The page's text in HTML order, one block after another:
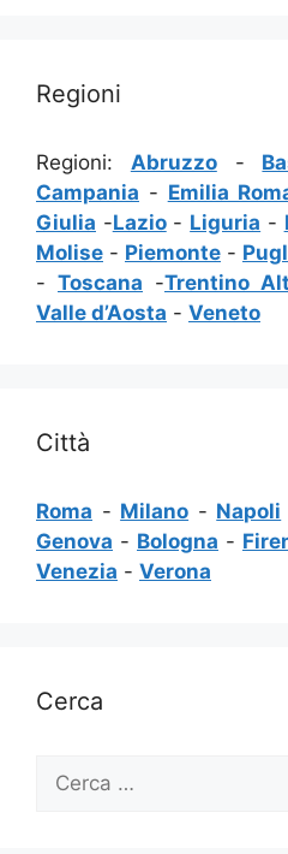
Regioni
Regioni: Abruzzo-
Campania - Emilia
Giulia -Lazio- Liguria -
Molise - Piemonte -
- Toscana -Trentino
Valle d’Aosta - Veneto
Città
Roma - Milano - Napoli
Genova - Bologna -
Venezia - Verona
Cerca
per: